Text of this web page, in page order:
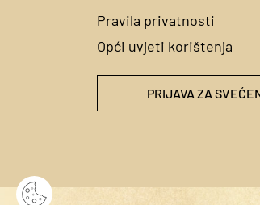
Pravila privatnosti
Opći uvjeti korištenja
PRIJAVA ZA